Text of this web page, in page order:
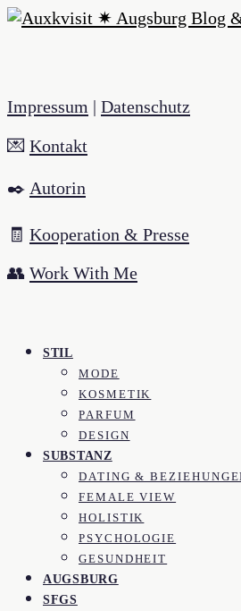
Impressum | Datenschutz
💌 Kontakt
✒️ Autorin
🧾 Kooperation & Presse
👥 Work With Me
STIL
MODE
KOSMETIK
PARFUM
DESIGN
SUBSTANZ
DATING &
FEMALE VIEW
HOLISTIK
PSYCHOLOGIE
GESUNDHEIT
AUGSBURG
SFGS